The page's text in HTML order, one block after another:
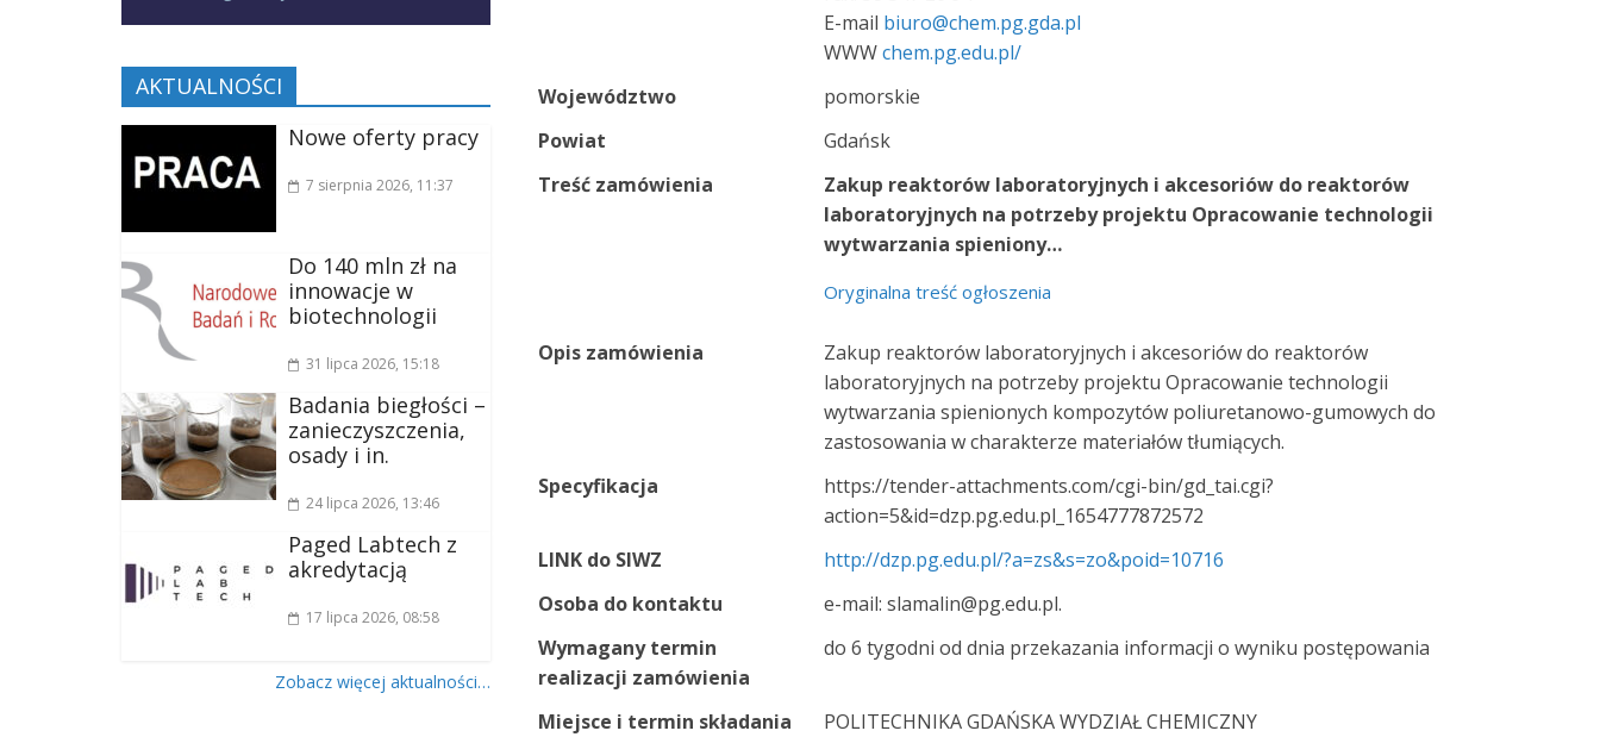
E-mail biuro@chem.pg.gda.pl
WWWchem.pg.edu.pl/
Województwo
pomorskie
Powiat
Gdańsk
Treść zamówienia
Zakup reaktorów laboratoryjnych i akcesoriów do reaktorów
laboratoryjnych na potrzeby projektu Opracowanie technologii
wytwarzania spieniony…
Oryginalna treść ogłoszenia
Opis zamówienia
Zakup reaktorów laboratoryjnych i akcesoriów do reaktorów
laboratoryjnych na potrzeby projektu Opracowanie technologii
wytwarzania spienionych kompozytów poliuretanowo-gumowych do
zastosowania w charakterze materiałów tłumiących.
Specyfikacja
https://tender-attachments.com/cgi-bin/gd_tai.cgi?
action=5&id=dzp.pg.edu.pl_1654777872572
LINK do SIWZ
http://dzp.pg.edu.pl/?a=zs&s=zo&poid=10716
Osoba do kontaktu
e-mail: slamalin@pg.edu.pl.
Wymagany termin
realizacji zamówienia
do 6 tygodni od dnia przekazania informacji o wyniku postępowania
Miejsce i termin składania
POLITECHNIKA GDAŃSKA WYDZIAŁ CHEMICZNY
AKTUALNOŚCI
Nowe oferty pracy
7 sierpnia 2026, 11:37
Do 140 mln zł na
innowacje w
biotechnologii
31 lipca 2026, 15:18
Badania biegłości –
zanieczyszczenia,
osady i in.
24 lipca 2026, 13:46
Paged Labtech z
akredytacją
17 lipca 2026, 08:58
Zobacz więcej aktualności…